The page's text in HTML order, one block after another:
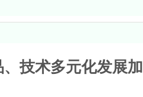
技术多元化发展加